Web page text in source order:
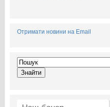
Отримати новини на Email